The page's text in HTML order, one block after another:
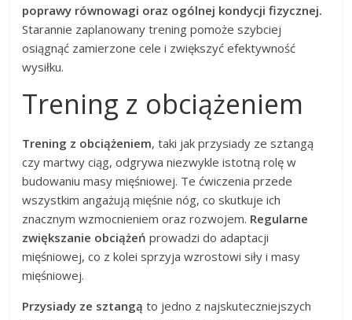
poprawy równowagi oraz ogólnej kondycji fizycznej.
Starannie zaplanowany trening pomoże szybciej
osiągnąć zamierzone cele i zwiększyć efektywność
wysiłku.
Trening z obciążeniem
Trening z obciążeniem, taki jak przysiady ze sztangą
czy martwy ciąg, odgrywa niezwykle istotną rolę w
budowaniu masy mięśniowej. Te ćwiczenia przede
wszystkim angażują mięśnie nóg, co skutkuje ich
znacznym wzmocnieniem oraz rozwojem. Regularne
zwiększanie obciążeń prowadzi do adaptacji
mięśniowej, co z kolei sprzyja wzrostowi siły i masy
mięśniowej.
Przysiady ze sztangą to jedno z najskuteczniejszych